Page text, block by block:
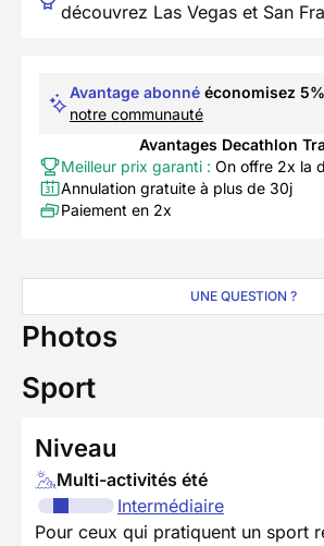
découvrez Las Vegas et San
Avantage abonné économisez 5%
notre communauté
Avantages Decathlon
Meilleur prix garanti : On offre 2x la
Annulation gratuite à plus de 30j
Paiement en 2x
UNE QUESTION ?
Photos
Sport
Niveau
Multi-activités été
Intermédiaire
Pour ceux qui pratiquent un sport